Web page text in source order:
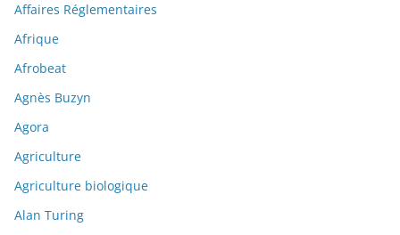
Affaires Réglementaires
Afrique
Afrobeat
Agnès Buzyn
Agora
Agriculture
Agriculture biologique
Alan Turing